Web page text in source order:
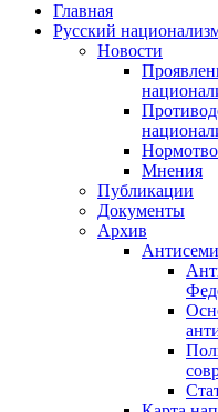
Главная
Русский
Новости
Мнения
Публикации
Документы
Архив